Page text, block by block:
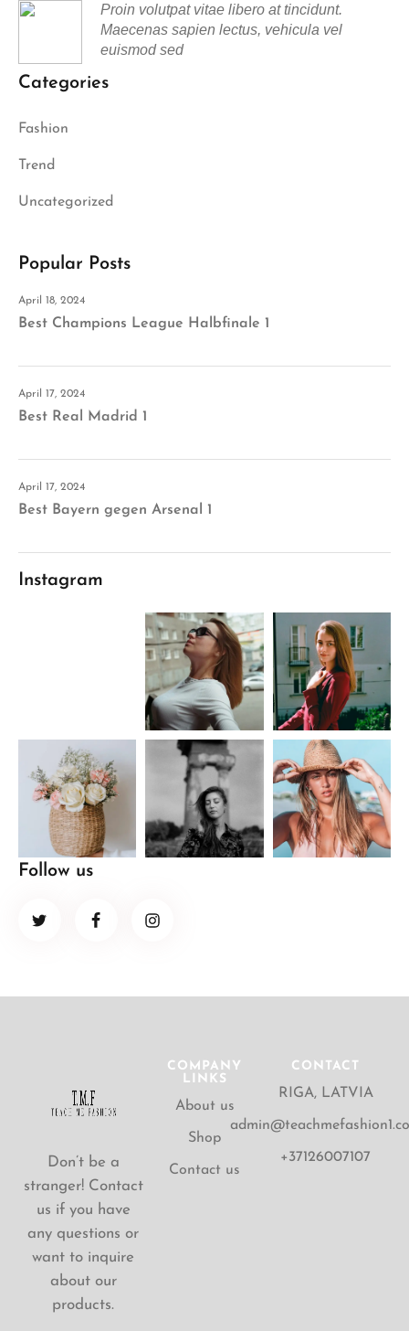
Proin volutpat vitae libero at tincidunt.
Maecenas sapien lectus, vehicula vel
euismod sed
Categories
Fashion
Trend
Uncategorized
Popular Posts
April 18, 2024
Best Champions League Halbfinale 1
April 17, 2024
Best Real Madrid 1
April 17, 2024
Best Bayern gegen Arsenal 1
Instagram
Follow us
Don’t be a
stranger! Contact
us if you have
any questions or
want to inquire
about our
products.
COMPANY
LINKS
About us
Shop
Contact us
CONTACT
RIGA, LATVIA
+37126007107